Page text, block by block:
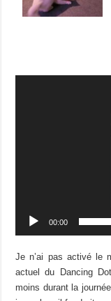
00:00
Je n’ai pas activé le
actuel du Dancing
moins durant la